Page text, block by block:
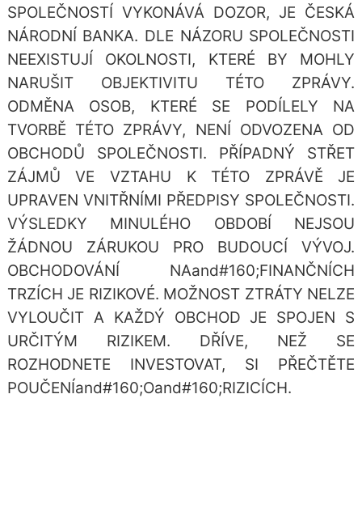
SPOLEČNOSTÍ VYKONÁVÁ DOZOR, JE ČESKÁ
NÁRODNÍ BANKA. DLE NÁZORU SPOLEČNOSTI
NEEXISTUJÍ OKOLNOSTI, KTERÉ BY MOHLY
NARUŠIT OBJEKTIVITU TÉTO ZPRÁVY.
ODMĚNA OSOB, KTERÉ SE PODÍLELY NA
TVORBĚ TÉTO ZPRÁVY, NENÍ ODVOZENA OD
OBCHODŮ SPOLEČNOSTI. PŘÍPADNÝ STŘET
ZÁJMŮ VE VZTAHU K TÉTO ZPRÁVĚ JE
UPRAVEN VNITŘNÍMI PŘEDPISY SPOLEČNOSTI.
VÝSLEDKY MINULÉHO OBDOBÍ NEJSOU
ŽÁDNOU ZÁRUKOU PRO BUDOUCÍ VÝVOJ.
OBCHODOVÁNÍ NAand#160;FINANČNÍCH
TRZÍCH JE RIZIKOVÉ. MOŽNOST ZTRÁTY NELZE
VYLOUČIT A KAŽDÝ OBCHOD JE SPOJEN S
URČITÝM RIZIKEM. DŘÍVE, NEŽ SE
ROZHODNETE INVESTOVAT, SI PŘEČTĚTE
POUČENÍand#160;Oand#160;RIZICÍCH.